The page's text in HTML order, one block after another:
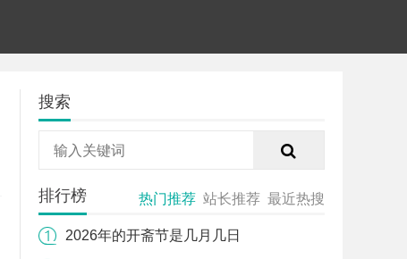
搜索
排行榜 热门推荐 站长推荐 最近热搜
2026年的开斋节是几月几日